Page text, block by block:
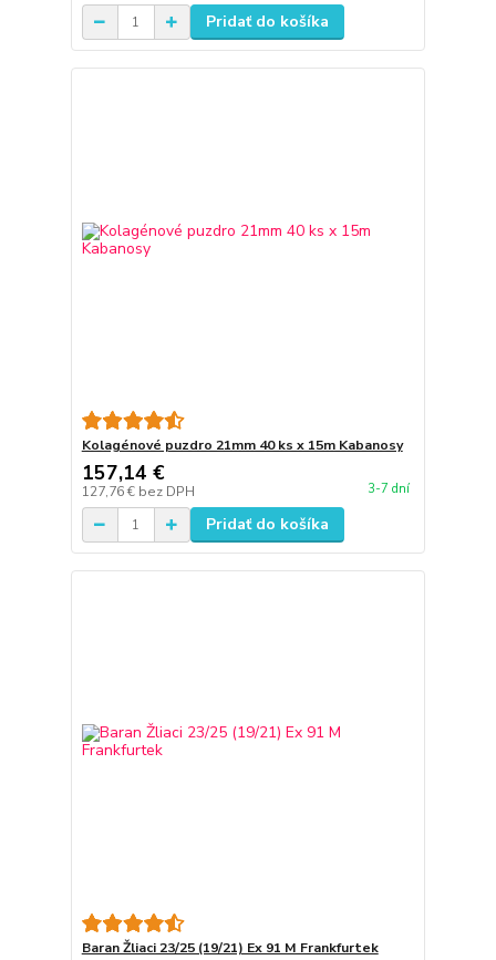
Pridať do košíka
Kolagénové puzdro 21mm 40 ks x 15m Kabanosy
157,14 €
127,76 € bez DPH 3-7 dní
Pridať do košíka
Baran Žliaci 23/25 (19/21) Ex 91 M Frankfurtek